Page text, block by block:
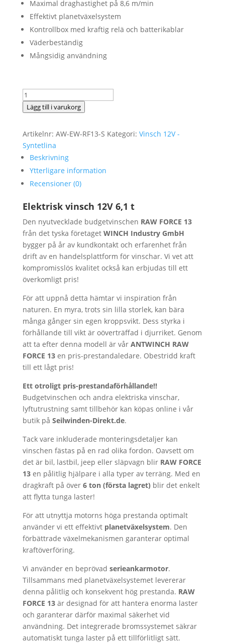
Maximal draghastighet på 8,6 m/min
Effektivt planetväxelsystem
Kontrollbox med kraftig relä och batterikablar
Väderbeständig
Mångsidig användning
Elektrisk
Vinsch
RAW
13
Syntetisktrep
13500LB
6,1
12V
mängd
Lägg till i varukorg
Artikelnr: AW-EW-RF13-S Kategori: Vinsch 12V -
Syntetlina
Beskrivning
Ytterligare information
Recensioner (0)
Elektrisk vinsch 12V 6,1 t
Den nyutvecklade budgetvinschen RAW FORCE 13
från det tyska företaget WINCH Industry GmbH
bygger på år av kundkontakt och erfarenhet från
drift av en handelsplattform för vinschar. Vi vet att
kompromisslös kvalitet också kan erbjudas till ett
överkomligt pris!
För att uppnå detta hämtar vi inspiration från
naturen. En myra, trots sin lilla storlek, kan bära
många gånger sin egen kroppsvikt. Dess styrka i
förhållande till vikt är oöverträffad i djurriket. Genom
att ta efter denna modell är vår ANTWINCH RAW
FORCE 13en pris-prestandaledare. Obestridd kraft
till ett lågt pris!
Ett otroligt pris-prestandaförhållande!!
Budgetvinschen och andra elektriska vinschar,
lyftutrustning samt tillbehör kan köpas online i vår
butik på Seilwinden-Direkt.de.
Tack vare inkluderade monteringsdetaljer kan
vinschen fästas på en rad olika fordon. Oavsett om
det är bil, lastbil, jeep eller släpvagn blir RAW FORCE
13en pålitlig hjälpare i alla typer av terräng. Med en
dragkraft på över 6 ton (första lagret) blir det enkelt
att flytta tunga laster!
För att utnyttja motorns höga prestanda optimalt
använder vi ett effektivt planetväxelsystem. Den
förbättrade växelmekanismen garanterar optimal
kraftöverföring.
Vi använder en beprövad serieankarmotor.
Tillsammans med planetväxelsystemet levererar
denna pålitlig och konsekvent hög prestanda. RAW
FORCE 13är designad för att hantera enorma laster
och garanterar därför maximal säkerhet vid
användning. Det integrerade bromssystemet säkrar
automatiskt tunga laster på ett tillförlitligt sätt.